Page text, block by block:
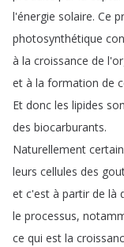
l'énergie solaire. Ce
photosynthétique
à la croissance de
et à la formation de
Et donc les lipides
des biocarburants.
Naturellement
leurs cellules des
et c'est à partir de là
le processus,
ce qui est la